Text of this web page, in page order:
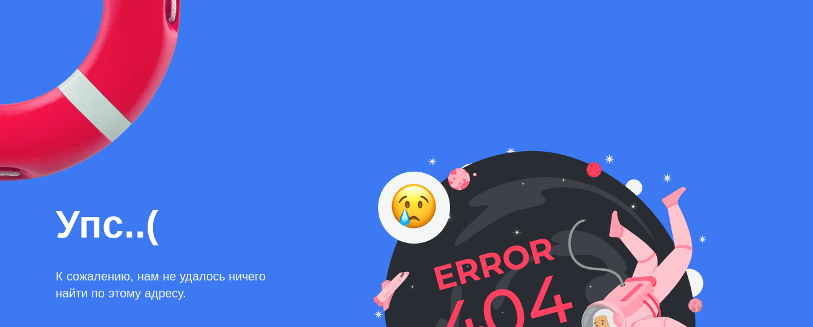
Упс..(
К сожалению, нам не удалось ничего
найти по этому адресу.